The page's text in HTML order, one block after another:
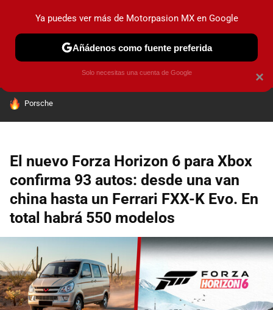
PRUEBAS INDUSTRIA HOY NO CIRCULA
HOY SE HABLA DE
Porsche
El nuevo Forza Horizon 6 para Xbox
confirma 93 autos: desde una van
china hasta un Ferrari FXX-K Evo. En
total habrá 550 modelos
×
Ya puedes ver más de Motorpasion MX en Google
Añádenos como fuente preferida
Solo necesitas una cuenta de Google